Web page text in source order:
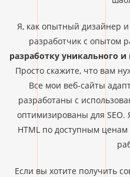
Я, как опытный дизайнер
разработчик с опытом
разработку уникального и
Просто скажите, что вам
Все мои веб-сайты
разработаны с
оптимизированы для SEO.
HTML по доступным
Если вы хотите получить